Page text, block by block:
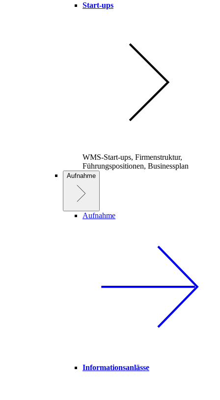
Start-ups
WMS-Start-ups, Firmenstruktur,
Führungspositionen, Businessplan
Aufnahme
Aufnahme
Informationsanlässe